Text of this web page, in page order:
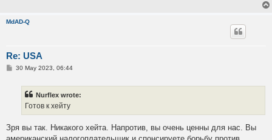
MdAD-Q
Re: USA
P30 May 2023, 06:44
Nurflex wrote:
Готов к хейту
Зря вы так. Никакого хейта. Напротив, вы очень ценны для нас. Вы